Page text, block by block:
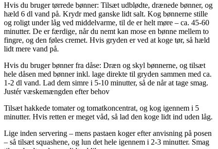
Hvis du bruger tørrede bønner: Tilsæt udblødte, drænede bønner, og
hæld 6 dl vand på. Krydr med ganske lidt salt. Kog bønnerne stille
og roligt under låg ved middelvarme, til de er helt møre – ca. 45-60
minutter. De er færdige, når du nemt kan mose en bønne mellem to
fingre, og den føles cremet. Hvis gryden er ved at koge tør, så hæld
lidt mere vand på.
Hvis du bruger bønner fra dåse: Dræn og skyl bønnerne, og tilsæt
hele dåsen med bønner inkl. lage direkte til gryden sammen med ca.
1-2 dl vand. Lad dem simre i 5-10 minutter, så de når at tage smag.
Justér væskemængden efter behov
Tilsæt hakkede tomater og tomatkoncentrat, og kog igennem i 5
minutter. Hvis retten er meget våd, så lad den koge lidt ind uden låg.
Lige inden servering – mens pastaen koger efter anvisning på posen
– så tilsæt squashene, og lun det hele igennem i 2-3 minutter. Smag